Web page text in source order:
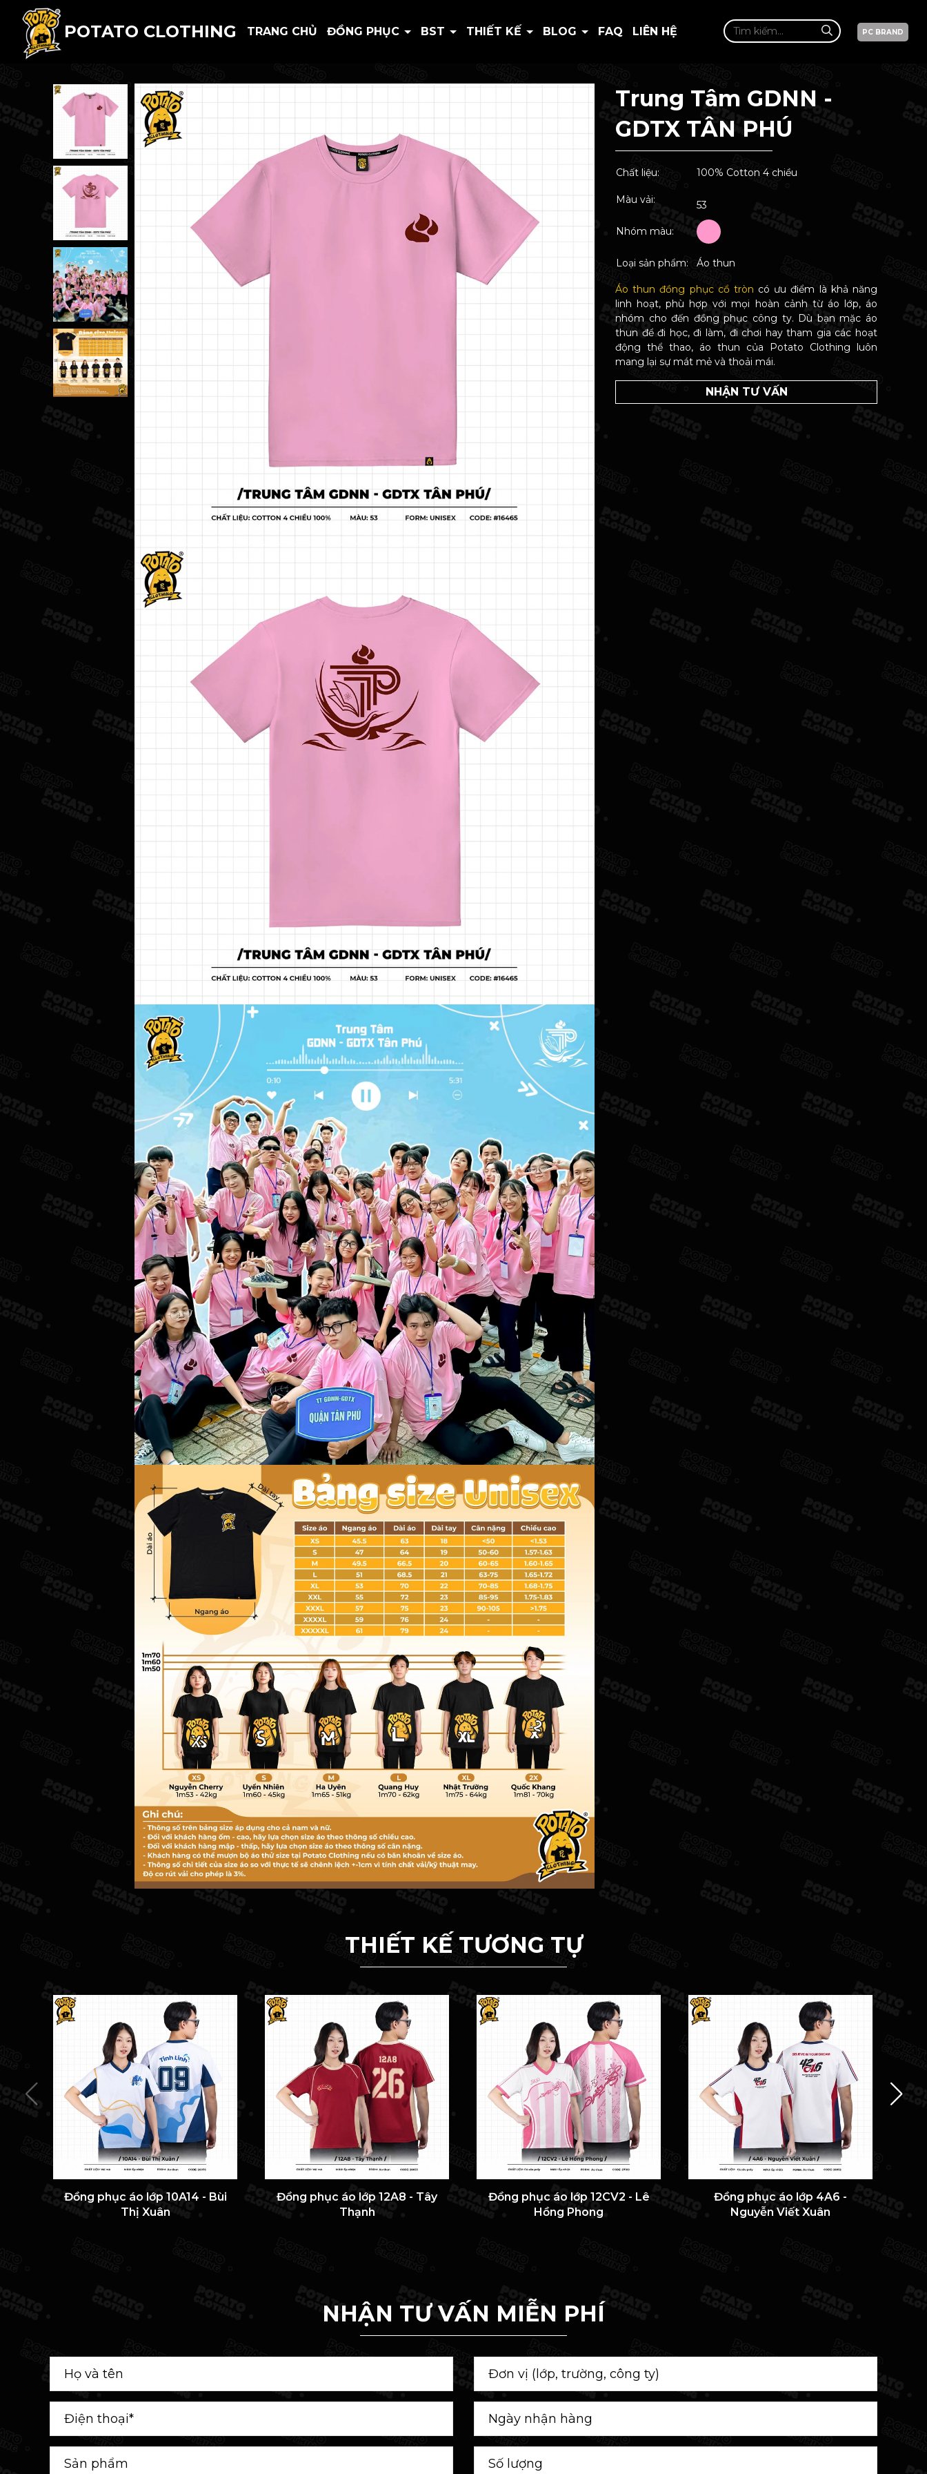
POTATO CLOTHING TRANG CHỦ ĐỒNG PHỤC BST THIẾT KẾ BLOG FAQ LIÊN HỆ PC BRAND
Trung Tâm GDNN -
GDTX TÂN PHÚ
Chất liệu: 100% Cotton 4 chiều
Màu vải: 53
Nhóm màu:
Loại sản phẩm: Áo thun
Áo thun đồng phục cổ tròn có ưu điểm là khả năng
linh hoạt, phù hợp với mọi hoàn cảnh từ áo lớp, áo
nhóm cho đến đồng phục công ty. Dù bạn mặc áo
thun để đi học, đi làm, đi chơi hay tham gia các hoạt
động thể thao, áo thun của Potato Clothing luôn
mang lại sự mát mẻ và thoải mái.
NHẬN TƯ VẤN
THIẾT KẾ TƯƠNG TỰ
Đồng phục áo lớp 10A14 - Bùi
Thị Xuân
Đồng phục áo lớp 12A8 - Tây
Thạnh
Đồng phục áo lớp 12CV2 - Lê
Hồng Phong
Đồng phục áo lớp 4A6 -
Nguyễn Viết Xuân
NHẬN TƯ VẤN MIỄN PHÍ